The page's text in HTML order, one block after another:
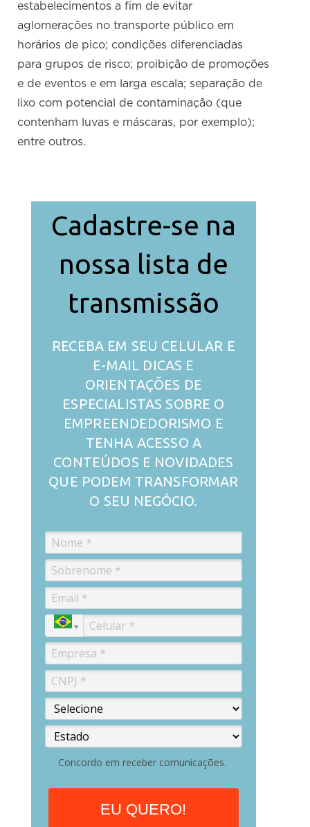
estabelecimentos a fim de evitar
aglomerações no transporte público em
horários de pico; condições diferenciadas
para grupos de risco; proibição de promoções
e de eventos e em larga escala; separação de
lixo com potencial de contaminação (que
contenham luvas e máscaras, por exemplo);
entre outros.
Cadastre-se na
nossa lista de
transmissão
RECEBA EM SEU CELULAR E
E-MAIL DICAS E
ORIENTAÇÕES DE
ESPECIALISTAS SOBRE O
EMPREENDEDORISMO E
TENHA ACESSO A
CONTEÚDOS E NOVIDADES
QUE PODEM TRANSFORMAR
O SEU NEGÓCIO.
Concordo em receber comunicações.
EU QUERO!